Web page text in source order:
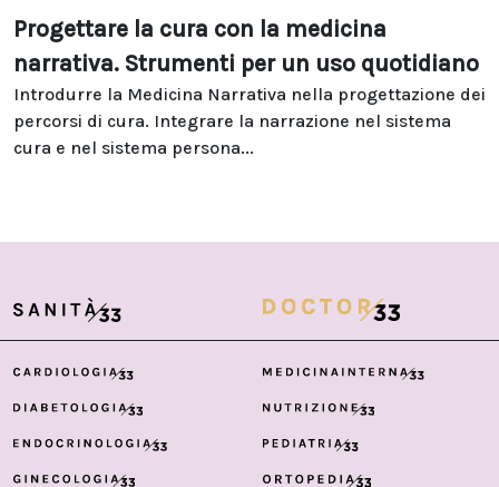
Progettare la cura con la medicina
narrativa. Strumenti per un uso quotidiano
Introdurre la Medicina Narrativa nella progettazione dei
percorsi di cura. Integrare la narrazione nel sistema
cura e nel sistema persona...